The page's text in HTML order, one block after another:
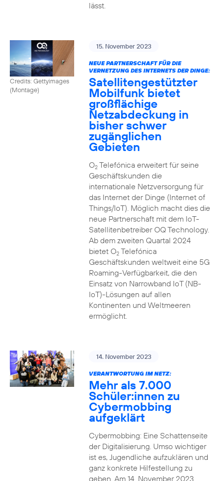
lässt.
Credits: Gettyimages
(Montage)
15. November 2023
NEUE PARTNERSCHAFT FÜR DIE
VERNETZUNG DES INTERNETS DER DINGE:
Satellitengestützter
Mobilfunk bietet
großflächige
Netzabdeckung in
bisher schwer
zugänglichen
Gebieten
O2Telefónica erweitert für seine
Geschäftskunden die
internationale Netzversorgung für
das Internet der Dinge (Internet of
Things/IoT). Möglich macht dies die
neue Partnerschaft mit dem IoT-
Satellitenbetreiber OQ Technology.
Ab dem zweiten Quartal 2024
bietet O2Telefónica
Geschäftskunden weltweit eine 5G
Roaming-Verfügbarkeit, die den
Einsatz von Narrowband IoT (NB-
IoT)-Lösungen auf allen
Kontinenten und Weltmeeren
ermöglicht.
14. November 2023
VERANTWORTUNG IM NETZ:
Mehr als 7.000
Schüler:innen zu
Cybermobbing
aufgeklärt
Cybermobbing: Eine Schattenseite
der Digitalisierung. Umso wichtiger
ist es, Jugendliche aufzuklären und
ganz konkrete Hilfestellung zu
geben. Am 14. November 2023